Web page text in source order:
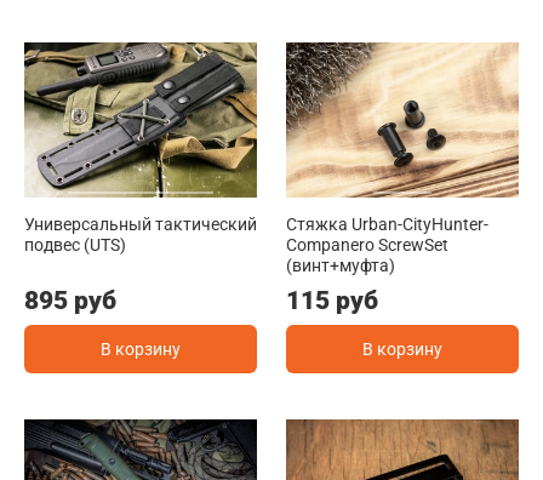
Универсальный тактический
подвес (UTS)
895 руб
В корзину
Стяжка Urban-CityHunter-
Companero ScrewSet
(винт+муфта)
115 руб
В корзину